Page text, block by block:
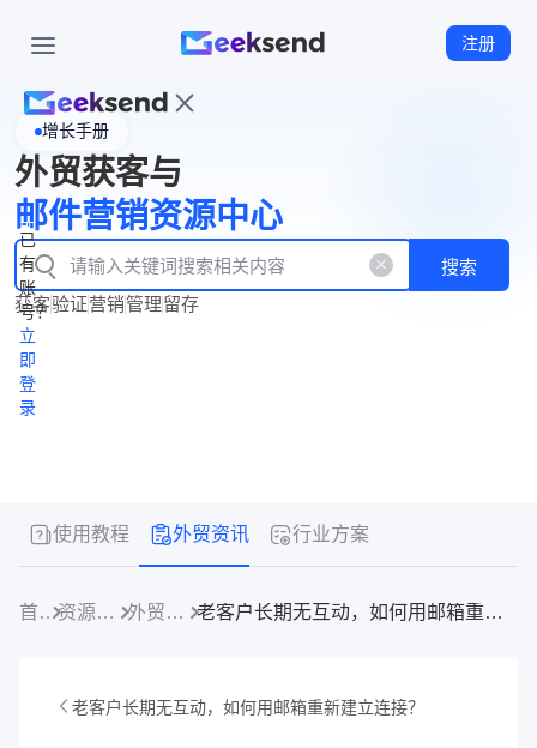
注册
页
WhatsApp
企业号
New
产
品
功
能
产
品
价
格
资
源
中
心
立
即
注
册
已
有
账
号？
立
即
登
录
增长手册
外贸获客与
邮件营销资源中心
搜索
获客验证营销管理留存
使用教程 外贸资讯 行业方案
首页 资源中心 外贸资讯 老客户长期无互动，如何用邮箱重新建立连接？
老客户长期无互动，如何用邮箱重新建立连接？